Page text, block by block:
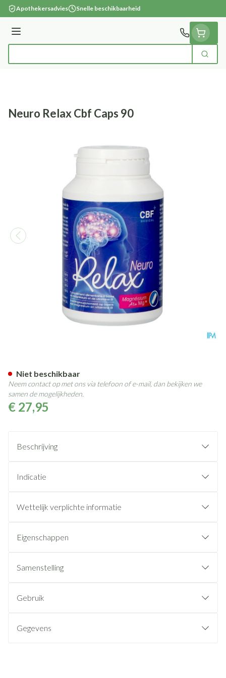
Ga naar de inhoud
Apothekersadvies Snelle beschikbaarheid
Menu
Zoek
Neuro Relax Cbf Caps 90
€ 27,95
Niet beschikbaar
Neem contact op met ons via telefoon of e-mail, dan bekijken we
samen de mogelijkheden.
Beschrijving
Indicatie
Wettelijk verplichte informatie
Eigenschappen
Samenstelling
Gebruik
Gegevens